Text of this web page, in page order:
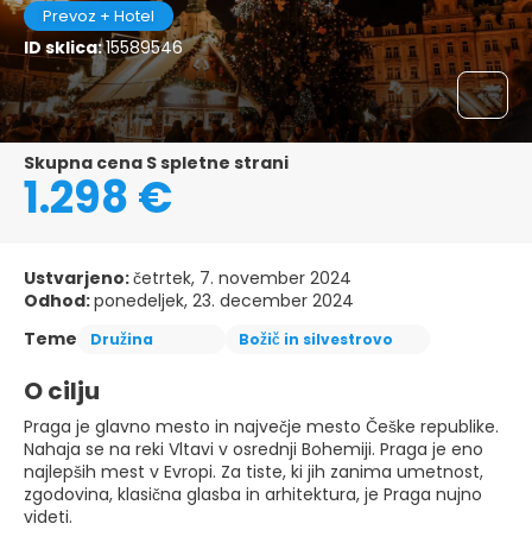
Prevoz + Hotel
ID sklica:15589546
Skupna cena S spletne strani
1.298 €
Ustvarjeno:četrtek, 7. november 2024
Odhod:ponedeljek, 23. december 2024
Teme
Družina Božič in silvestrovo
O cilju
Praga je glavno mesto in največje mesto Češke republike.
Nahaja se na reki Vltavi v osrednji Bohemiji. Praga je eno
najlepših mest v Evropi. Za tiste, ki jih zanima umetnost,
zgodovina, klasična glasba in arhitektura, je Praga nujno
videti.